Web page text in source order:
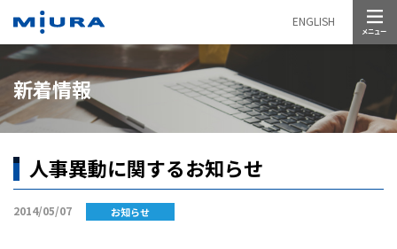
ENGLISH
新着情報
人事異動に関するお知らせ
2014/05/07 お知らせ